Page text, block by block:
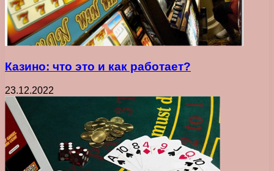
Казино: что это и как работает?
23.12.2022